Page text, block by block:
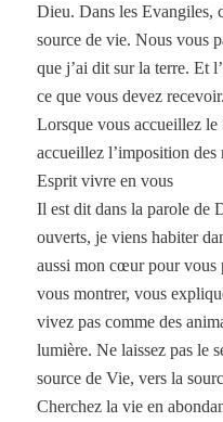
Dieu. Dans les Evangiles,
source de vie. Nous vous
que j’ai dit sur la terre. Et
ce que vous devez recevoir.
Lorsque vous accueillez
accueillez l’imposition des
Esprit vivre en vous
Il est dit dans la parole de
ouverts, je viens habiter
aussi mon cœur pour vous
vous montrer, vous
vivez pas comme des
lumière. Ne laissez pas le
source de Vie, vers la
Cherchez la vie en